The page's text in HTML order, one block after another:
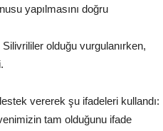
yapılmasını doğru
olduğu vurgulanırken,
vererek şu ifadeleri kullandı:
tam olduğunu ifade